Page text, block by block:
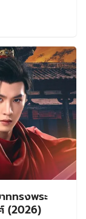
ททรงพระ
(2026)